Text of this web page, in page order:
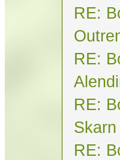
RE:
RE:
RE:
Skarn
RE: